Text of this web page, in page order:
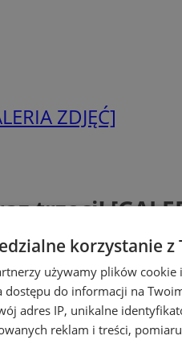
ZDJĘĆ]
trzeci!
korzystanie z
używamy plików
dostępu do informacji na
adres IP, unikalne
reklam i treści,